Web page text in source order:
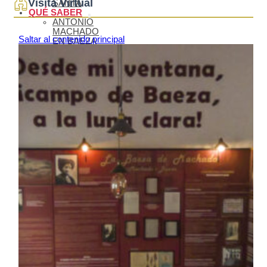
SANTA
QUÉ SABER
ANTONIO
MACHADO
EN BAEZA
DE CINE
BAEZA,
CIUDAD
UNIVERSITARIA
TURISMO DE
CONGRESOS
EN BAEZA
TURISMO
FAMILIAR EN
BAEZA
REDES
COLABORATIVAS
BAEZA
ORGANIZA TU
VISITA
ALOJAMIENTOS
RESTAURANTES
TURÍSTICOS
CÓMO
Visita Virtual